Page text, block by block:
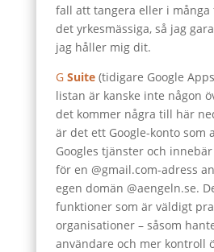
fall att tangera eller i många
det yrkesmässiga, så jag
jag håller mig dit.
GSuite(tidigare Google
listan är kanske inte någon
det kommer några till här
är det ett Google-konto som
Googles tjänster och
för en @gmail.com-adress
egen domän @aengeln.se.
funktioner som är väldigt
organisationer – såsom
användare och mer kontroll